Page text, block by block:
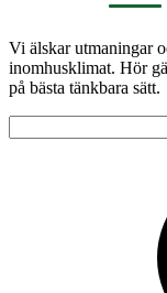
Vi älskar utmaningar
inomhusklimat. Hör
på bästa tänkbara sätt.